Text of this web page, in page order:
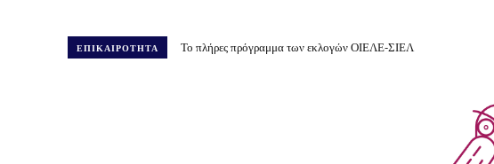
ΕΠΙΚΑΙΡΟΤΗΤΑ Το πλήρες πρόγραμμα των εκλογών ΟΙΕΛΕ-ΣΙΕΛ